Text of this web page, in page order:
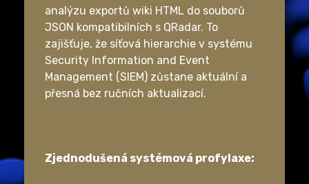
analýzu exportů wiki HTML do souborů
JSON kompatibilních s QRadar. To
zajišťuje, že síťová hierarchie v systému
Security Information and Event
Management (SIEM) zůstane aktuální a
přesná bez ručních aktualizací.
Zjednodušená systémová profylaxe: